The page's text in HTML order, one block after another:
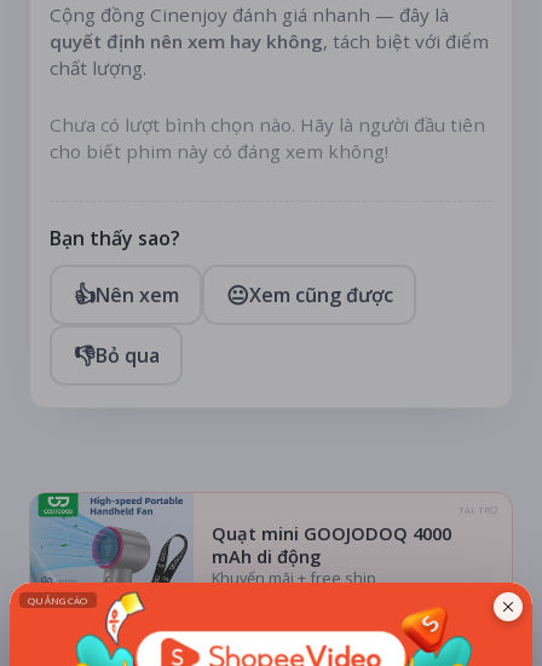
Cộng đồng Cinenjoy đánh giá nhanh — đây là
quyết định nên xem hay không, tách biệt với điểm
chất lượng.
Chưa có lượt bình chọn nào. Hãy là người đầu tiên
cho biết phim này có đáng xem không!
Bạn thấy sao?
👍Nên xem 😐Xem cũng được
👎Bỏ qua
TÀI TRỢ
Quạt mini GOOJODOQ 4000
mAh di động
Khuyến mãi + free ship